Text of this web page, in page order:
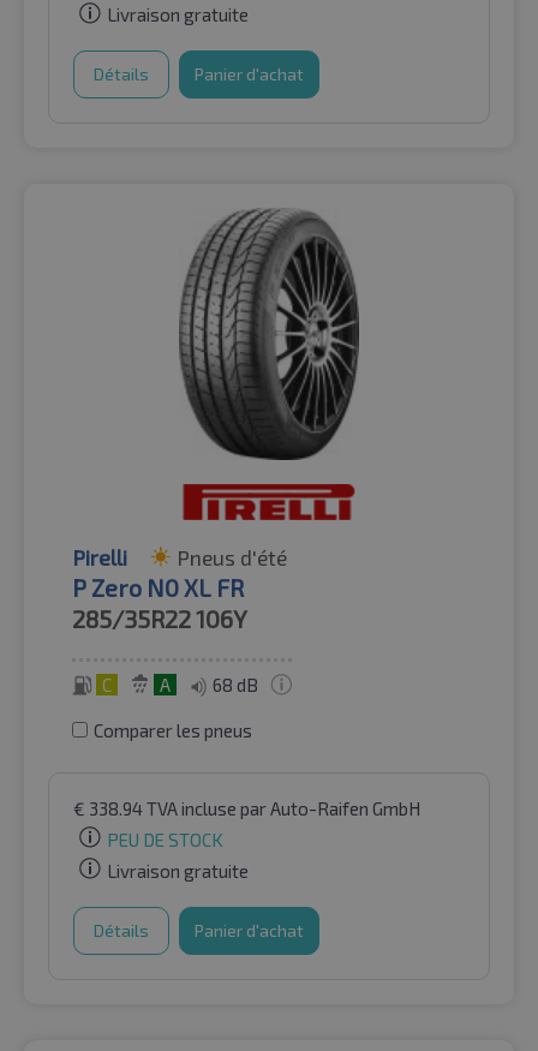
Livraison gratuite
Détails Panier d'achat
Pirelli Pneus d'été
P Zero N0 XL FR
285/35R22106Y
C A 68 dB
Comparer les pneus
€ 338.94TVA incluse par Auto-Raifen GmbH
PEU DE STOCK
Livraison gratuite
Détails Panier d'achat